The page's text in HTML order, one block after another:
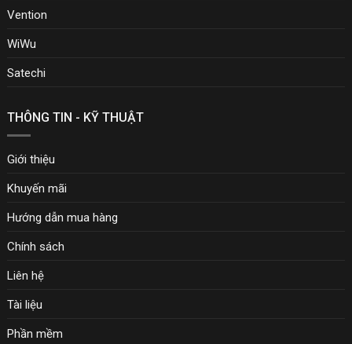
Vention
WiWu
Satechi
THÔNG TIN - KỸ THUẬT
Giới thiệu
Khuyến mãi
Hướng dẫn mua hàng
Chính sách
Liên hệ
Tài liệu
Phần mềm